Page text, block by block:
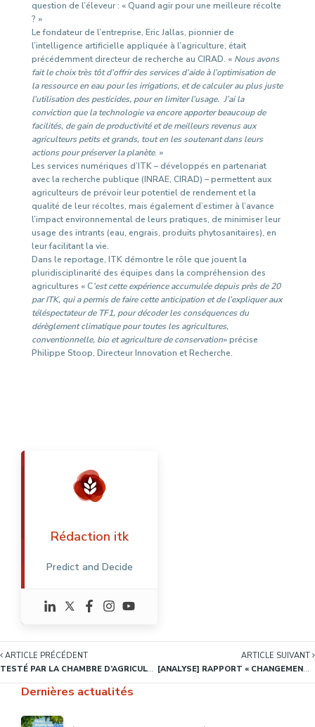
question de l’éleveur : « Quand agir pour une meilleure récolte
? »
Le fondateur de l’entreprise, Eric Jallas, pionnier de
l’intelligence artificielle appliquée à l’agriculture, était
précédemment directeur de recherche au CIRAD. « Nous avons
fait le choix très tôt d’offrir des services d’aide à l’optimisation de
la ressource en eau pour les irrigations, et de calculer au plus juste
l’utilisation des pesticides, pour en limiter l’usage. J’ai la
conviction que la technologie va encore apporter beaucoup de
facilités, de gain de productivité et de meilleurs revenus aux
agriculteurs petits et grands, tout en les soutenant dans leurs
actions pour préserver la planète. »
Les services numériques d’ITK – développés en partenariat
avec la recherche publique (INRAE, CIRAD) – permettent aux
agriculteurs de prévoir leur potentiel de rendement et la
qualité de leur récoltes, mais également d’estimer à l’avance
l’impact environnemental de leurs pratiques, de minimiser leur
usage des intrants (eau, engrais, produits phytosanitaires), en
leur facilitant la vie.
Dans le reportage, ITK démontre le rôle que jouent la
pluridisciplinarité des équipes dans la compréhension des
agricultures « C’est cette expérience accumulée depuis près de 20
par ITK, qui a permis de faire cette anticipation et de l’expliquer aux
téléspectateur de TF1, pour décoder les conséquences du
dérèglement climatique pour toutes les agricultures,
conventionnelle, bio et agriculture de conservation» précise
Philippe Stoop, Directeur Innovation et Recherche.
Rédaction itk
Predict and Decide
ARTICLE PRÉCÉDENT
TESTÉ PAR LA CHAMBRE D’AGRICULTURE D’ILE-DE-FRANCE, LE COLLIER CONNECTÉ FARMLIFE DÉTECTE LES CHALEURS DES VACHES LAITIÈRES
ARTICLE SUIVANT
[ANALYSE] RAPPORT « CHANGEMENT CLIMATIQUE, EAU, AGRICULTURE » : UNE VISION OUVERTE ET ÉQUILIBRÉE DE L’AGROÉCOLOGIE
Dernières actualités